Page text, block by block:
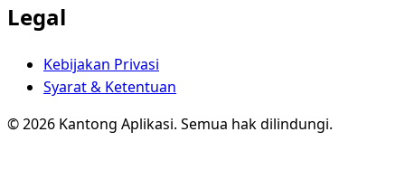
Legal
Kebijakan Privasi
Syarat & Ketentuan
© 2026 Kantong Aplikasi. Semua hak dilindungi.